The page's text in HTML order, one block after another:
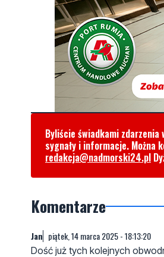
Byliście świadkami zdarzenia
sygnały i informacje. Można
redakcja@nadmorski24.pl
Komentarze
Jan piątek, 14 marca 2025 - 18:13:20
Dość już tych kolejnych